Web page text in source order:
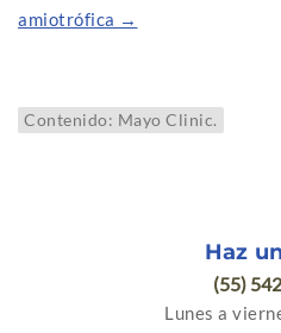
amiotrófica →
Contenido: Mayo Clinic.
Haz
(55)
Lunes a